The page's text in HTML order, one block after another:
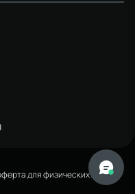
для физических лиц